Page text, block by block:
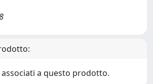
a questo prodotto.